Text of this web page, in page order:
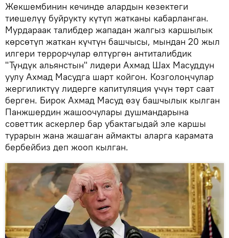
Жекшембинин кечинде алардын кезектеги
тиешелүү буйрукту күтүп жатканы кабарланган.
Мурдараак талибдер жападан жалгыз каршылык
көрсөтүп жаткан күчтүн башчысы, мындан 20 жыл
илгери террорчулар өлтүргөн антиталибдик
"Түндүк альянстын" лидери Ахмад Шах Масуддун
уулу Ахмад Масудга шарт койгон. Козголоңчулар
жергиликтүү лидерге капитуляция үчүн төрт саат
берген. Бирок Ахмад Масуд өзү башчылык кылган
Панжшердин жашоочулары душмандарына
советтик аскерлер бар убактагыдай эле каршы
турарын жана жашаган аймакты аларга карамата
бербейбиз деп жооп кылган.